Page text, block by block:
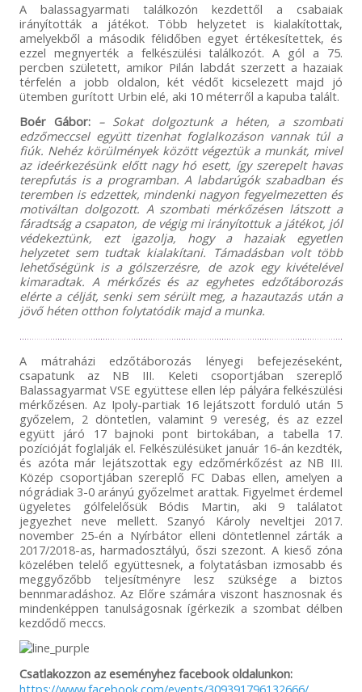
A balassagyarmati találkozón kezdettől a csabaiak
irányították a játékot. Több helyzetet is kialakítottak,
amelyekből a második félidőben egyet értékesítettek, és
ezzel megnyerték a felkészülési találkozót. A gól a 75.
percben született, amikor Pilán labdát szerzett a hazaiak
térfelén a jobb oldalon, két védőt kicselezett majd jó
ütemben gurított Urbin elé, aki 10 méterről a kapuba talált.
Boér Gábor: – Sokat dolgoztunk a héten, a szombati
edzőmeccsel együtt tizenhat foglalkozáson vannak túl a
fiúk. Nehéz körülmények között végeztük a munkát, mivel
az ideérkezésünk előtt nagy hó esett, így szerepelt havas
terepfutás is a programban. A labdarúgók szabadban és
teremben is edzettek, mindenki nagyon fegyelmezetten és
motiváltan dolgozott. A szombati mérkőzésen látszott a
fáradtság a csapaton, de végig mi irányítottuk a játékot, jól
védekeztünk, ezt igazolja, hogy a hazaiak egyetlen
helyzetet sem tudtak kialakítani. Támadásban volt több
lehetőségünk is a gólszerzésre, de azok egy kivételével
kimaradtak. A mérkőzés és az egyhetes edzőtáborozás
elérte a célját, senki sem sérült meg, a hazautazás után a
jövő héten otthon folytatódik majd a munka.
A mátraházi edzőtáborozás lényegi befejezéseként,
csapatunk az NB III. Keleti csoportjában szereplő
Balassagyarmat VSE együttese ellen lép pályára felkészülési
mérkőzésen. Az Ipoly-partiak 16 lejátszott forduló után 5
győzelem, 2 döntetlen, valamint 9 vereség, és az ezzel
együtt járó 17 bajnoki pont birtokában, a tabella 17.
pozícióját foglalják el. Felkészülésüket január 16-án kezdték,
és azóta már lejátszottak egy edzőmérkőzést az NB III.
Közép csoportjában szereplő FC Dabas ellen, amelyen a
nógrádiak 3-0 arányú győzelmet arattak. Figyelmet érdemel
ügyeletes gólfelelősük Bódis Martin, aki 9 találatot
jegyezhet neve mellett. Szanyó Károly neveltjei 2017.
november 25-én a Nyírbátor elleni döntetlennel zárták a
2017/2018-as, harmadosztályú, őszi szezont. A kieső zóna
közelében telelő együttesnek, a folytatásban izmosabb és
meggyőzőbb teljesítményre lesz szüksége a biztos
bennmaradáshoz. Az Előre számára viszont hasznosnak és
mindenképpen tanulságosnak ígérkezik a szombat délben
kezdődő meccs.
Csatlakozzon az eseményhez facebook oldalunkon: